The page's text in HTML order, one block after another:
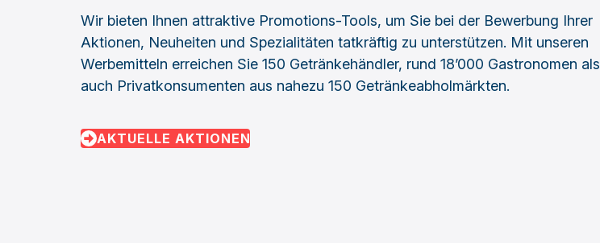
Wir bieten Ihnen attraktive Promotions-Tools, um Sie bei der Bewerbung Ihrer
Aktionen, Neuheiten und Spezialitäten tatkräftig zu unterstützen. Mit unseren
Werbemitteln erreichen Sie 150 Getränkehändler, rund 18’000 Gastronomen als
auch Privatkonsumenten aus nahezu 150 Getränkeabholmärkten.
AKTUELLE AKTIONEN